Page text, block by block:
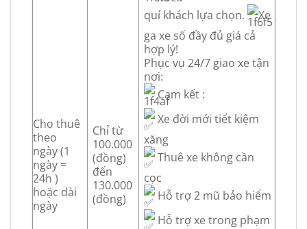
Cho thuê
theo
ngày (1
ngày =
24h )
hoặc dài
ngày
Chỉ từ
100.000
(đồng)
đến
130.000
(đồng)
quí khách lựa chọn.
Xe
ga xe số đầy đủ giá cả
hợp lý!
Phục vụ 24/7 giao xe tận
nơi:
Cam kết :
Xe đời mới tiết kiệm
xăng
Thuê xe không cần
cọc
Hỗ trợ 2 mũ bảo hiểm
Hỗ trợ xe trong phạm